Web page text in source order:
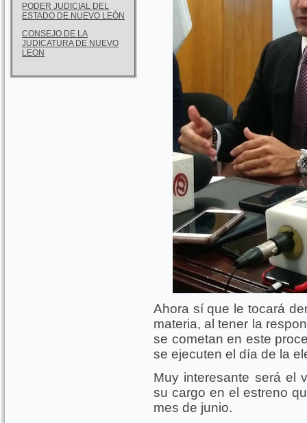
PODER JUDICIAL DEL
ESTADO DE NUEVO LEÓN
CONSEJO DE LA
JUDICATURA DE NUEVO
LEON
Ahora sí que le tocará
materia, al tener la
se cometan en este
se ejecuten el día de la
Muy interesante será el
su cargo en el estreno
mes de junio.